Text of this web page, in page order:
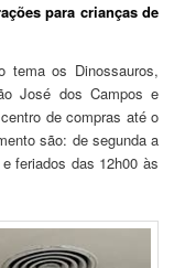
para crianças de
tema os Dinossauros,
José dos Campos e
de compras até o
são: de segunda a
feriados das 12h00 às